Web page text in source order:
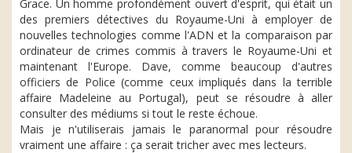
Grace. Un homme profondément ouvert d'esprit, qui était un
des premiers détectives du Royaume-Uni à employer de
nouvelles technologies comme l'ADN et la comparaison par
ordinateur de crimes commis à travers le Royaume-Uni et
maintenant l'Europe. Dave, comme beaucoup d'autres
officiers de Police (comme ceux impliqués dans la terrible
affaire Madeleine au Portugal), peut se résoudre à aller
consulter des médiums si tout le reste échoue.
Mais je n'utiliserais jamais le paranormal pour résoudre
vraiment une affaire : ça serait tricher avec mes lecteurs.